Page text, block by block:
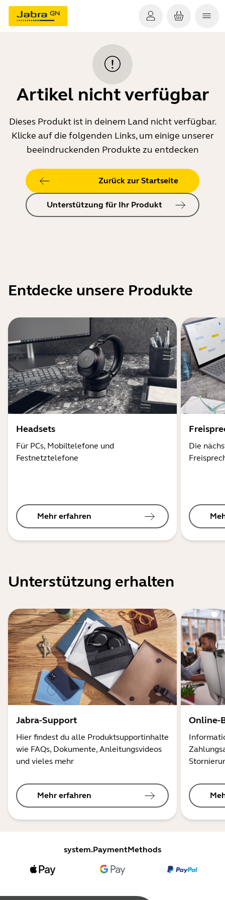
Artikel nicht verfügbar
Dieses Produkt ist in deinem Land nicht verfügbar.
Klicke auf die folgenden Links, um einige unserer
beeindruckenden Produkte zu entdecken
Zurück zur Startseite
Unterstützung für Ihr Produkt
Entdecke unsere Produkte
Headsets
Für PCs, Mobiltelefone und
Festnetztelefone
Mehr erfahren
Die
Unterstützung erhalten
Jabra-Support
Hier findest du alle Produktsupportinhalte
wie FAQs, Dokumente, Anleitungsvideos
und vieles mehr
Mehr erfahren
Online-
system.PaymentMethods